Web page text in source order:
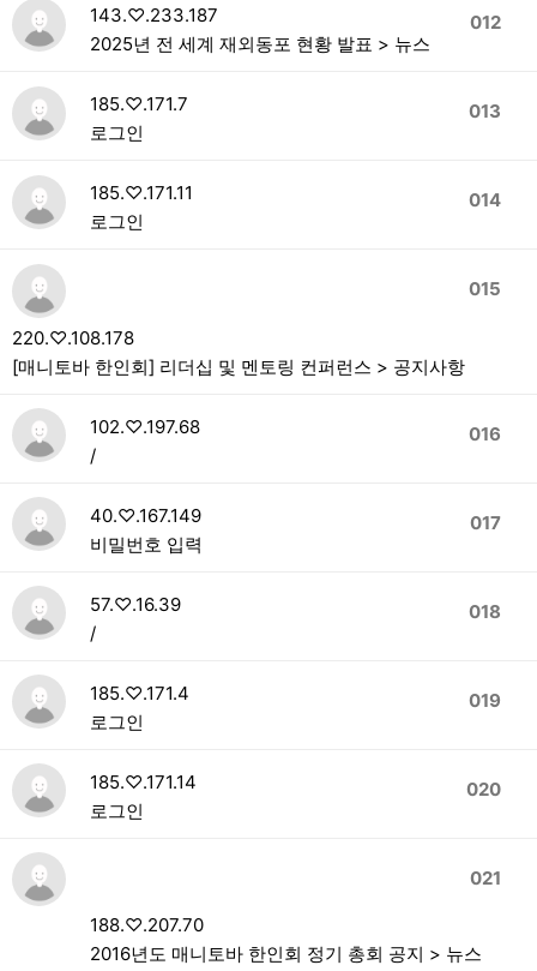
012
143.♡.233.187
2025년 전 세계 재외동포 현황 발표 > 뉴스
013
185.♡.171.7
로그인
014
185.♡.171.11
로그인
015
220.♡.108.178
[매니토바 한인회] 리더십 및 멘토링 컨퍼런스 > 공지사항
016
102.♡.197.68
/
017
40.♡.167.149
비밀번호 입력
018
57.♡.16.39
/
019
185.♡.171.4
로그인
020
185.♡.171.14
로그인
021
188.♡.207.70
2016년도 매니토바 한인회 정기 총회 공지 > 뉴스